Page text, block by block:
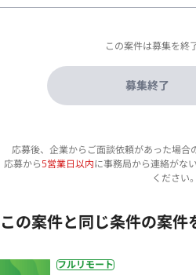
この案件は募集を終
募集終了
応募後、企業からご面談依頼があった場合
応募から5営業日以内に事務局から連絡がな
ください。
この案件と同じ条件の案件
フルリモート